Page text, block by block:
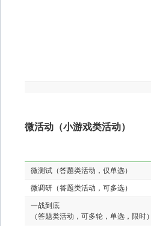
微活动（小游戏类活动）
微测试（答题类活动，仅单选）
微调研（答题类活动，可多选）
一战到底
（答题类活动，可多轮，单选，限时）